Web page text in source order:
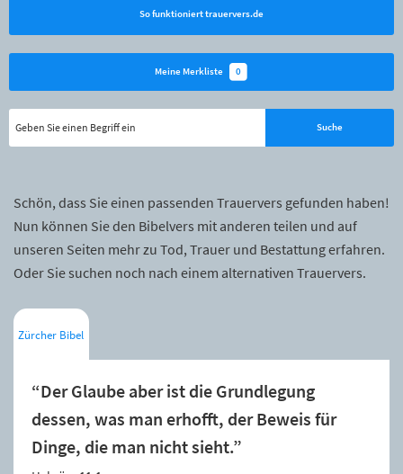
So funktioniert trauervers.de
Meine Merkliste 0
Schön, dass Sie einen passenden Trauervers gefunden haben!
Nun können Sie den Bibelvers mit anderen teilen und auf
unseren Seiten mehr zu Tod, Trauer und Bestattung erfahren.
Oder Sie suchen noch nach einem alternativen Trauervers.
Zürcher Bibel
“Der Glaube aber ist die Grundlegung
dessen, was man erhofft, der Beweis für
Dinge, die man nicht sieht.”